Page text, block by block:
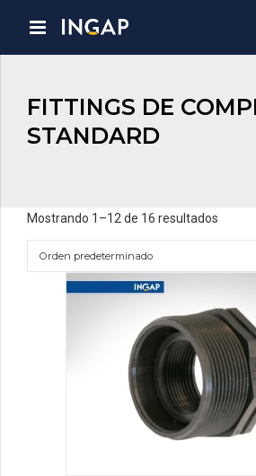
FITTINGS DE
STANDARD
Mostrando 1–12 de 16 resultados